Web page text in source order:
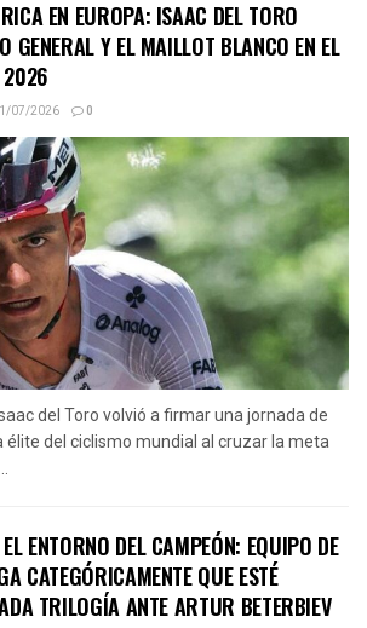
EN EUROPA: ISAAC DEL TORO
GENERAL Y EL MAILLOT BLANCO EN EL
2026
07/2026 0
del Toro volvió a firmar una jornada de
élite del ciclismo mundial al cruzar la meta
ENTORNO DEL CAMPEÓN: EQUIPO DE
CATEGÓRICAMENTE QUE ESTÉ
TRILOGÍA ANTE ARTUR BETERBIEV